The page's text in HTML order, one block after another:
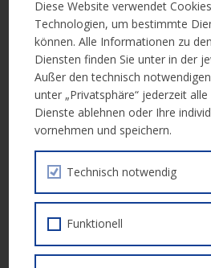
Kommission als gelungenes Beispiel
partizipativer Ansatz mit starker
Mitarbeitenden
langfristige Begleitung von
Fokus auf Führung, Kultur und
Die Erfahrungen zeigen:
klare Rahmenbedingungen und
diese mitunter herausfordernd ist.
Arbeiten im Alter neu denken
Die Keynote von Dr. ProfJürgen
Diese Website verwendet
Technologien, um bestimmte
können. Alle Informationen zu
Diensten finden Sie unter in der
Außer den technisch
unter „Privatsphäre“ jederzeit
Dienste ablehnen oder Ihre
vornehmen und speichern.
Technisch notwendig
Funktionell